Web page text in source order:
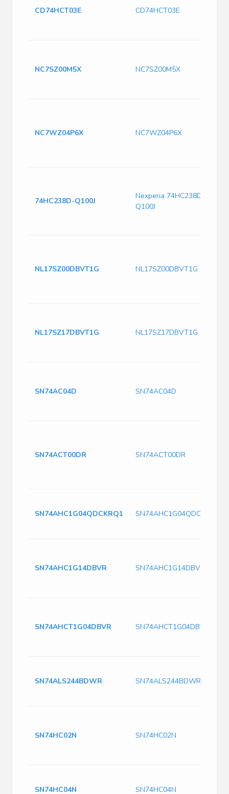
CD74HCT03E CD74HCT03E
NC7SZ00M5X NC7SZ00M5X
NC7WZ04P6X NC7WZ04P6X
74HC238D-Q100J
Nexperia 74HC238D-
Q100J
NL17SZ00DBVT1G NL17SZ00DBVT1G
NL17SZ17DBVT1G NL17SZ17DBVT1G
SN74AC04D SN74AC04D
SN74ACT00DR SN74ACT00DR
SN74AHC1G04QDCKRQ1 SN74AHC1G04QDCKRQ1
SN74AHC1G14DBVR SN74AHC1G14DBVR
SN74AHCT1G04DBVR SN74AHCT1G04DBVR
SN74ALS244BDWR SN74ALS244BDWR
SN74HC02N SN74HC02N
SN74HC04N SN74HC04N